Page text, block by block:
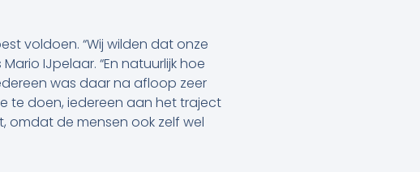
voldoen. “Wij wilden dat onze
IJpelaar. “En natuurlijk hoe
was daar na afloop zeer
te doen, iedereen aan het traject
omdat de mensen ook zelf wel